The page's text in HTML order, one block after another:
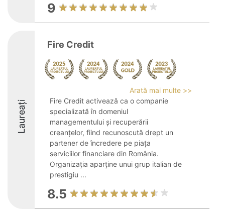
9
Laureați
Fire Credit
Arată mai multe >>
Fire Credit activează ca o companie
specializată în domeniul
managementului și recuperării
creanțelor, fiind recunoscută drept un
partener de încredere pe piața
serviciilor financiare din România.
Organizația aparține unui grup italian de
prestigiu ...
8.5